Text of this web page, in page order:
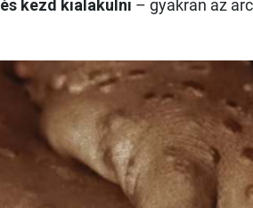
kezd kialakulni – gyakran az